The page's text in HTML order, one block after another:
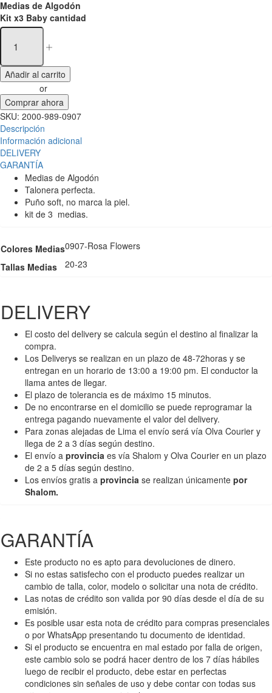
Medias de Algodón
Kit x3 Baby cantidad
Añadir al carrito
or
Comprar ahora
SKU: 2000-989-0907
Descripción
Información adicional
DELIVERY
GARANTÍA
Medias de Algodón
Talonera perfecta.
Puño soft, no marca la piel.
kit de 3 medias.
Colores Medias0907-Rosa Flowers
Tallas Medias
20-23
DELIVERY
El costo del delivery se calcula según el destino al finalizar la
compra.
Los Deliverys se realizan en un plazo de 48-72horas y se
entregan en un horario de 13:00 a 19:00 pm. El conductor la
llama antes de llegar.
El plazo de tolerancia es de máximo 15 minutos.
De no encontrarse en el domicilio se puede reprogramar la
entrega pagando nuevamente el valor del delivery.
Para zonas alejadas de Lima el envío será vía Olva Courier y
llega de 2 a 3 días según destino.
El envío a provincia es vía Shalom y Olva Courier en un plazo
de 2 a 5 días según destino.
Los envíos gratis a provincia se realizan únicamente por
Shalom.
GARANTÍA
Este producto no es apto para devoluciones de dinero.
Si no estas satisfecho con el producto puedes realizar un
cambio de talla, color, modelo o solicitar una nota de crédito.
Las notas de crédito son valida por 90 días desde el día de su
emisión.
Es posible usar esta nota de crédito para compras presenciales
o por WhatsApp presentando tu documento de identidad.
Si el producto se encuentra en mal estado por falla de origen,
este cambio solo se podrá hacer dentro de los 7 días hábiles
luego de recibir el producto, debe estar en perfectas
condiciones sin señales de uso y debe contar con todas sus